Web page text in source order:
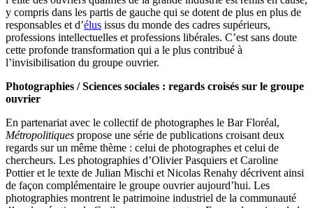
y compris dans les partis de gauche qui se dotent de plus en plus de
responsables et d’élus issus du monde des cadres supérieurs,
professions intellectuelles et professions libérales. C’est sans doute
cette profonde transformation qui a le plus contribué à
l’invisibilisation du groupe ouvrier.
Photographies / Sciences sociales : regards croisés sur le groupe
ouvrier
En partenariat avec le collectif de photographes le Bar Floréal,
Métropolitiques propose une série de publications croisant deux
regards sur un même thème : celui de photographes et celui de
chercheurs. Les photographies d’Olivier Pasquiers et Caroline
Pottier et le texte de Julian Mischi et Nicolas Renahy décrivent ainsi
de façon complémentaire le groupe ouvrier aujourd’hui. Les
photographies montrent le patrimoine industriel de la communauté